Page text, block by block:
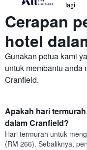
lagi
Cerapan
hotel
Gunakan petua kami
untuk membantu anda
Cranfield.
Apakah hari
dalam Cranfield?
Hari termurah untuk
(RM 266). Sebaliknya,